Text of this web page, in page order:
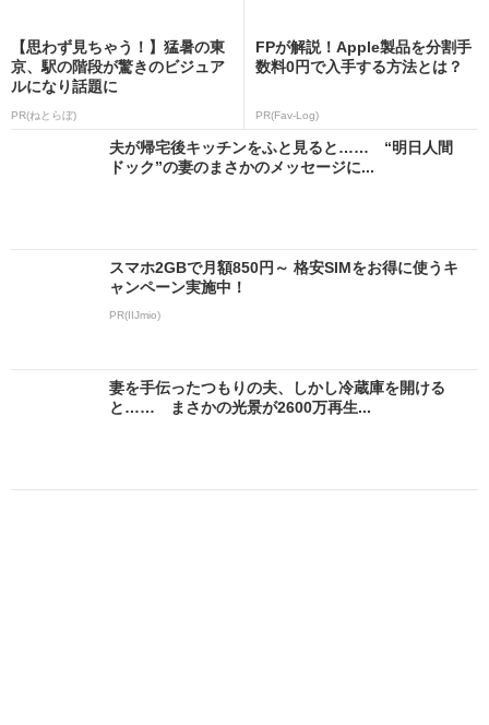
【思わず見ちゃう！】猛暑の東
京、駅の階段が驚きのビジュア
ルになり話題に
PR(ねとらぼ)
FPが解説！Apple製品を分割手
数料0円で入手する方法とは？
PR(Fav-Log)
夫が帰宅後キッチンをふと見ると…… “明日人間
ドック”の妻のまさかのメッセージに...
スマホ2GBで月額850円～ 格安SIMをお得に使うキ
ャンペーン実施中！
PR(IIJmio)
妻を手伝ったつもりの夫、しかし冷蔵庫を開ける
と…… まさかの光景が2600万再生...